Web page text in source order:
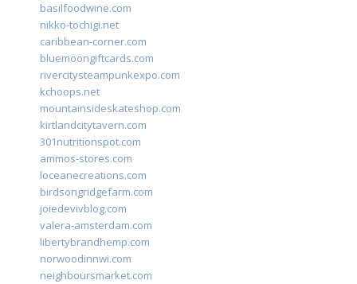
basilfoodwine.com
nikko-tochigi.net
caribbean-corner.com
bluemoongiftcards.com
rivercitysteampunkexpo.com
kchoops.net
mountainsideskateshop.com
kirtlandcitytavern.com
301nutritionspot.com
ammos-stores.com
loceanecreations.com
birdsongridgefarm.com
joiedevivblog.com
valera-amsterdam.com
libertybrandhemp.com
norwoodinnwi.com
neighboursmarket.com